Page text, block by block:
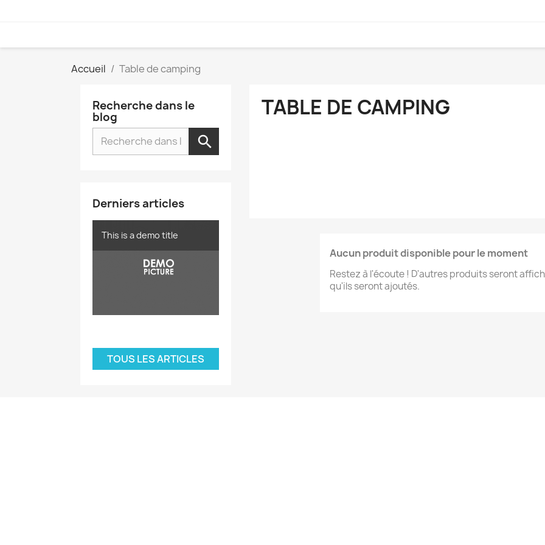
Accueil Table de camping
Recherche dans le
blog
Derniers articles
This is a demo title
TOUS LES ARTICLES
TABLE DE CAMPING
Aucun produit disponible pour le moment
Restez à l'écoute ! D'autres produits seront
qu'ils seront ajoutés.